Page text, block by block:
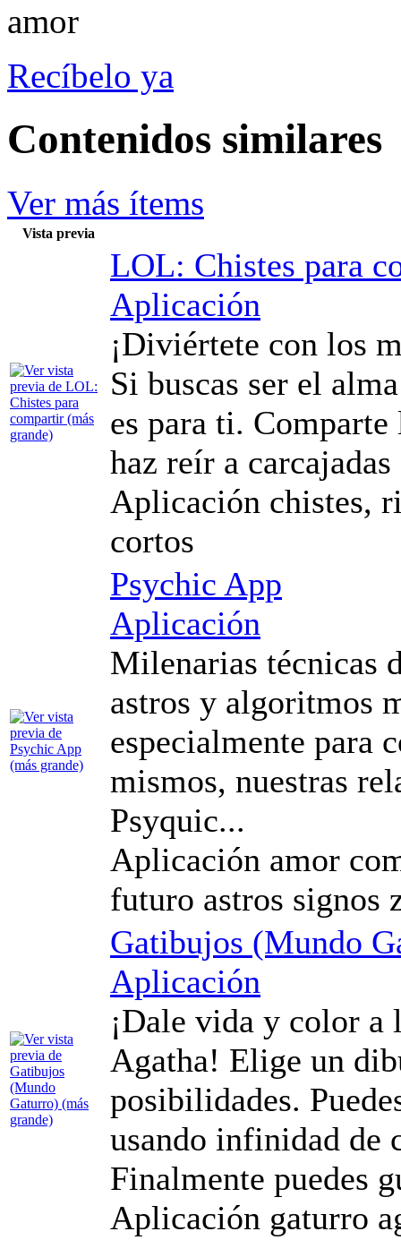
Recíbelo ya
Contenidos similares
Ver más ítems
Vista previa
LOL: Chistes para
Aplicación
¡Diviértete con los
Si buscas ser el
es para ti.
haz reír a
Aplicación chistes,
cortos
Psychic App
Aplicación
Milenarias técnicas
astros y algoritmos
especialmente para
mismos, nuestras
Psyquic...
Aplicación amor
futuro astros signos
Gatibujos (Mundo
Aplicación
¡Dale vida y color
Agatha! Elige un
posibilidades.
usando infinidad de
Finalmente puedes
Aplicación gaturro